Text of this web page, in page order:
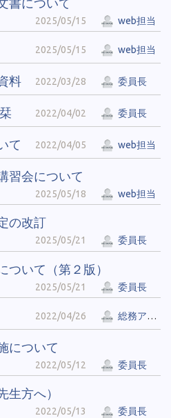
2025/05/15 web担当
2025/05/15 web担当
料 2022/03/28 委員長
2022/04/02 委員長
て 2022/04/05 web担当
習会について
2025/05/18 web担当
の改訂
2025/05/21 委員長
ついて（第２版）
2025/05/21 委員長
2022/04/26 総務アカウント
について
2022/05/12 委員長
生方へ）
2022/05/13 委員長